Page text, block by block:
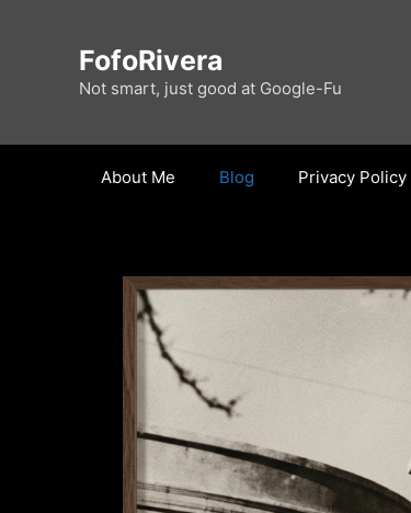
FofoRivera
Not smart, just good at Google-Fu
About Me Blog Privacy Policy